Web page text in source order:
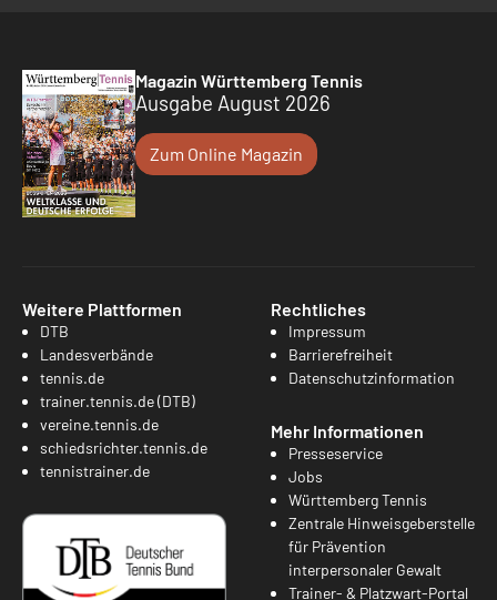
Magazin Württemberg Tennis
Ausgabe August 2026
Zum Online Magazin
Weitere Plattformen
DTB
Landesverbände
tennis.de
trainer.tennis.de (DTB)
vereine.tennis.de
schiedsrichter.tennis.de
tennistrainer.de
Rechtliches
Impressum
Barrierefreiheit
Datenschutzinformation
Mehr Informationen
Presseservice
Jobs
Württemberg Tennis
Zentrale Hinweisgeberstelle
für Prävention
interpersonaler Gewalt
Trainer- & Platzwart-Portal